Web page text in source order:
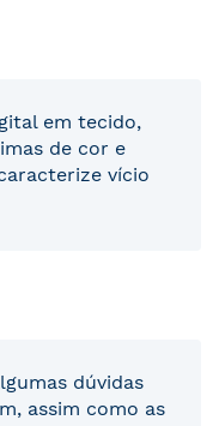
em tecido,
de cor e
vício
dúvidas
assim como as